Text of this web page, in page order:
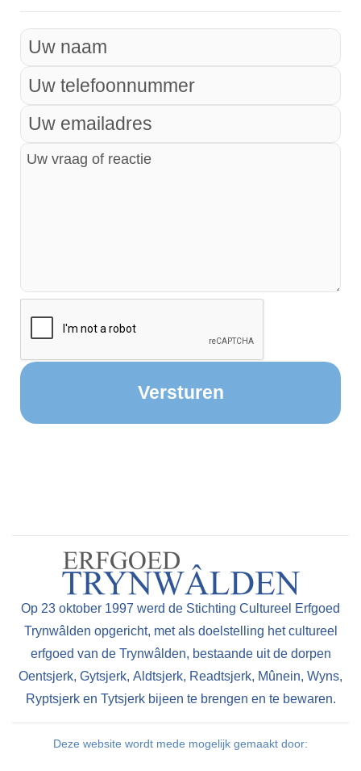
Op 23 oktober 1997 werd de Stichting Cultureel Erfgoed
Trynwâlden opgericht, met als doelstelling het cultureel
erfgoed van de Trynwâlden, bestaande uit de dorpen
Oentsjerk, Gytsjerk, Aldtsjerk, Readtsjerk, Mûnein, Wyns,
Ryptsjerk en Tytsjerk bijeen te brengen en te bewaren.
Deze website wordt mede mogelijk gemaakt door: